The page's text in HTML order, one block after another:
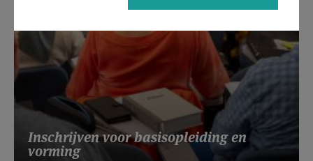
Inschrijven voor basisopleiding en
vorming